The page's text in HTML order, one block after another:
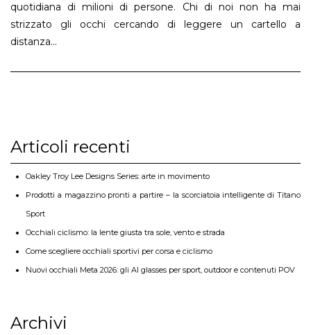
quotidiana di milioni di persone. Chi di noi non ha mai
strizzato gli occhi cercando di leggere un cartello a
distanza...
Articoli recenti
Oakley Troy Lee Designs Series: arte in movimento
Prodotti a magazzino pronti a partire – la scorciatoia intelligente di Titano
Sport
Occhiali ciclismo: la lente giusta tra sole, vento e strada
Come scegliere occhiali sportivi per corsa e ciclismo
Nuovi occhiali Meta 2026: gli AI glasses per sport, outdoor e contenuti POV
Archivi